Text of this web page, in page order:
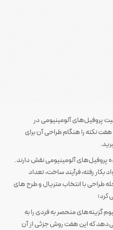
پروفیل‌های آلومینیومی در
نکته را هنگام طراحی آن برای
آلومینیومی نقش دارند.
بکار رفته، فرآیند ساخت، تعداد
با انتخاب متریال و طرح های
کرد؛
گزینه‌های منحصر به فردی را به
که این هفت روش جزئی از آن